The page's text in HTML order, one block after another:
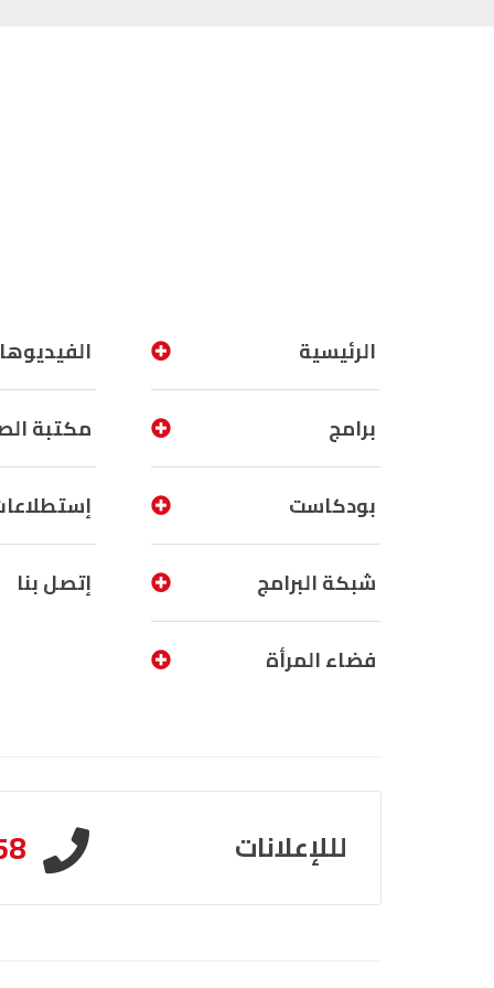
مكتبة
إتصل بنا
الرئيسية
برامج
بودكاست
شبكة البرامج
فضاء المرأة
لللإعلانات